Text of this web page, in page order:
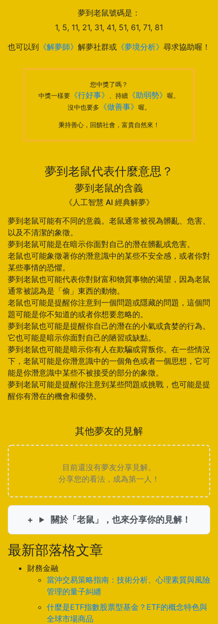
夢到老鼠號碼是：
1, 5, 11, 21, 31, 41, 51, 61, 71, 81
也可以到 《解夢師》 解夢社群或 《夢境分析》 尋求協助喔！
您中獎了嗎？
中獎一樣要 《行好事》 、持續 《助弱勢》 喔。
沒中也要多
《做善事》 喔。
秉持善心，回饋社會，富貴自然來！
夢到老鼠代表什麼意思？
夢到老鼠的含義
《人工智慧 AI 經典解夢》
夢到老鼠可能有不同的意義。老鼠通常被視為髒亂、危害、
以及不清潔的象徵。
夢到老鼠可能是在暗示你面對自己的潛在髒亂或危害。
老鼠也可能象徵著你的潛意識中的某些不安全感，或者你對
某些事情的恐懼。
夢到老鼠也可能代表你對財富和物質事物的渴望，因為老鼠
通常被認為是「偷」東西的動物。
老鼠也可能是提醒你注意到一個問題或隱藏的問題，這個問
題可能是你不知道的或者你想要忽略的。
夢到老鼠也可能是提醒你自己的潛在的小氣或貪婪的行為。
它也可能是暗示你面對自己的陋習或缺點。
夢到老鼠也可能是暗示你有人在欺騙或背叛你。在一些情況
下，老鼠可能是你潛意識中的一個角色或者一個思想，它可
能是你潛意識中某些不被接受的部分的象徵。
夢到老鼠可能是提醒你注意到某些問題或挑戰，也可能是提
醒你有潛在的機會和優勢。
其他夢友的見解
目前還沒有夢友分享見解。
分享您的看法，成為第一人！
關於「老鼠」，也來分享你的見解！
最新部落格文章
財務金融
當沖交易策略指南：技術分析、心理素質與風險
管理的量子糾纏
什麼是ETF指數股票型基金？ETF的概念特色與
全球市場商品